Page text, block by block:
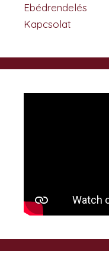
Ebédrendelés
Kapcsolat